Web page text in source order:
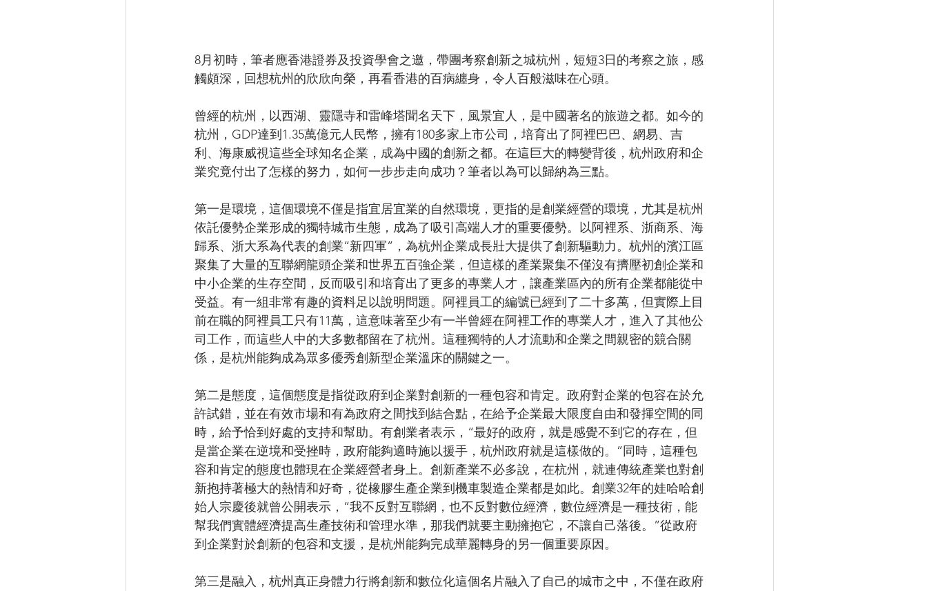
8月初時，筆者應香港證券及投資學會之邀，帶團考察創新之城杭州，短短3日的考察之旅，感
觸頗深，回想杭州的欣欣向榮，再看香港的百病纏身，令人百般滋味在心頭。
曾經的杭州，以西湖、靈隱寺和雷峰塔聞名天下，風景宜人，是中國著名的旅遊之都。如今的
杭州，GDP達到1.35萬億元人民幣，擁有180多家上市公司，培育出了阿裡巴巴、網易、吉
利、海康威視這些全球知名企業，成為中國的創新之都。在這巨大的轉變背後，杭州政府和企
業究竟付出了怎樣的努力，如何一步步走向成功？筆者以為可以歸納為三點。
第一是環境，這個環境不僅是指宜居宜業的自然環境，更指的是創業經營的環境，尤其是杭州
依託優勢企業形成的獨特城市生態，成為了吸引高端人才的重要優勢。以阿裡系、浙商系、海
歸系、浙大系為代表的創業“新四軍”，為杭州企業成長壯大提供了創新驅動力。杭州的濱江區
聚集了大量的互聯網龍頭企業和世界五百強企業，但這樣的產業聚集不僅沒有擠壓初創企業和
中小企業的生存空間，反而吸引和培育出了更多的專業人才，讓產業區內的所有企業都能從中
受益。有一組非常有趣的資料足以說明問題。阿裡員工的編號已經到了二十多萬，但實際上目
前在職的阿裡員工只有11萬，這意味著至少有一半曾經在阿裡工作的專業人才，進入了其他公
司工作，而這些人中的大多數都留在了杭州。這種獨特的人才流動和企業之間親密的競合關
係，是杭州能夠成為眾多優秀創新型企業溫床的關鍵之一。
第二是態度，這個態度是指從政府到企業對創新的一種包容和肯定。政府對企業的包容在於允
許試錯，並在有效市場和有為政府之間找到結合點，在給予企業最大限度自由和發揮空間的同
時，給予恰到好處的支持和幫助。有創業者表示，“最好的政府，就是感覺不到它的存在，但
是當企業在逆境和受挫時，政府能夠適時施以援手，杭州政府就是這樣做的。”同時，這種包
容和肯定的態度也體現在企業經營者身上。創新產業不必多說，在杭州，就連傳統產業也對創
新抱持著極大的熱情和好奇，從橡膠生產企業到機車製造企業都是如此。創業32年的娃哈哈創
始人宗慶後就曾公開表示，“我不反對互聯網，也不反對數位經濟，數位經濟是一種技術，能
幫我們實體經濟提高生產技術和管理水準，那我們就要主動擁抱它，不讓自己落後。”從政府
到企業對於創新的包容和支援，是杭州能夠完成華麗轉身的另一個重要原因。
第三是融入，杭州真正身體力行將創新和數位化這個名片融入了自己的城市之中，不僅在政府